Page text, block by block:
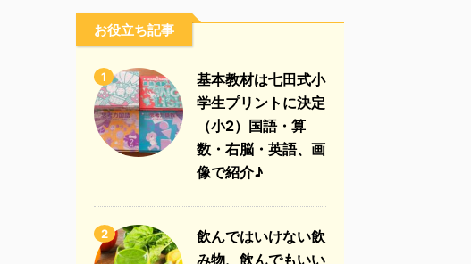
お役立ち記事
1
基本教材は七田式小
学生プリントに決定
（小2）国語・算
数・右脳・英語、画
像で紹介♪
2
飲んではいけない飲
み物、飲んでもいい